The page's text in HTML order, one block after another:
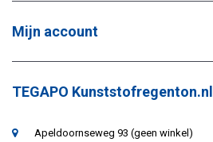
Mijn account
TEGAPO Kunststofregenton.nl
Apeldoornseweg 93 (geen winkel)